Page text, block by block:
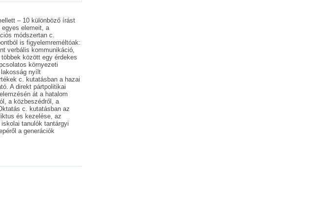
– 10 különböző írást
elemeit, a
módszertan c.
is figyelemreméltóak:
verbális kommunikáció,
között egy érdekes
környezeti
lakosság nyílt
c. kutatásban a hazai
A direkt pártpolitikai
át a hatalom
a közbeszédről, a
c. kutatásban az
és kezelése, az
tanulók tantárgyi
a generációk